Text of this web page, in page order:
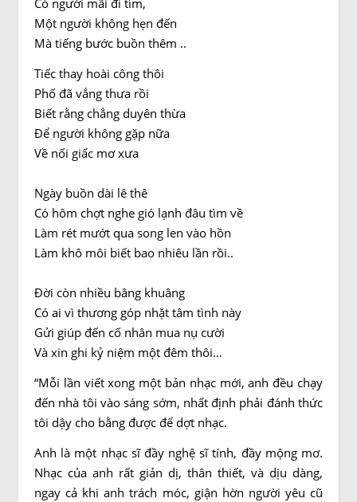
Có người mãi đi tìm,
Một người không hẹn đến
Mà tiếng bước buồn thêm ..
Tiếc thay hoài công thôi
Phố đã vắng thưa rồi
Biết rằng chẳng duyên thừa
Để người không gặp nữa
Về nối giấc mơ xưa
Ngày buồn dài lê thê
Có hôm chợt nghe gió lạnh đâu tìm về
Làm rét mướt qua song len vào hồn
Làm khô môi biết bao nhiêu lần rồi..
Đời còn nhiều bâng khuâng
Có ai vì thương góp nhặt tâm tình này
Gửi giúp đến cố nhân mua nụ cười
Và xin ghi kỷ niệm một đêm thôi…
“Mỗi lần viết xong một bản nhạc mới, anh đều chạy
đến nhà tôi vào sáng sớm, nhất định phải đánh thức
tôi dậy cho bằng được để dợt nhạc.
Anh là một nhạc sĩ đầy nghệ sĩ tính, đầy mộng mơ.
Nhạc của anh rất giản dị, thân thiết, và dịu dàng,
ngay cả khi anh trách móc, giận hờn người yêu cũ